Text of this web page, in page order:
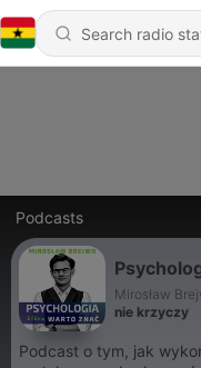
Podcasts
Mirosław
nie krzyczy
Podcast o tym, jak